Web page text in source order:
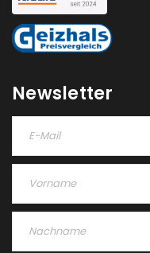
Please select all the
us
akzeptiere die
Newsletter